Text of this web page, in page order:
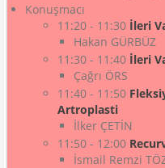
Konuşmacı
11:20 - 11:30 İleri
Hakan GÜRBÜZ
11:30 - 11:40 İleri
Çağrı ÖRS
11:40 - 11:50
Artroplasti
İlker ÇETİN
11:50 - 12:00
İsmail Remzi